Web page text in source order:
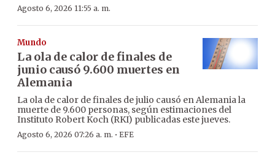
Agosto 6, 2026 11:55 a. m.
Mundo
La ola de calor de finales de
junio causó 9.600 muertes en
Alemania
La ola de calor de finales de julio causó en Alemania la
muerte de 9.600 personas, según estimaciones del
Instituto Robert Koch (RKI) publicadas este jueves.
Agosto 6, 2026 07:26 a. m. · EFE